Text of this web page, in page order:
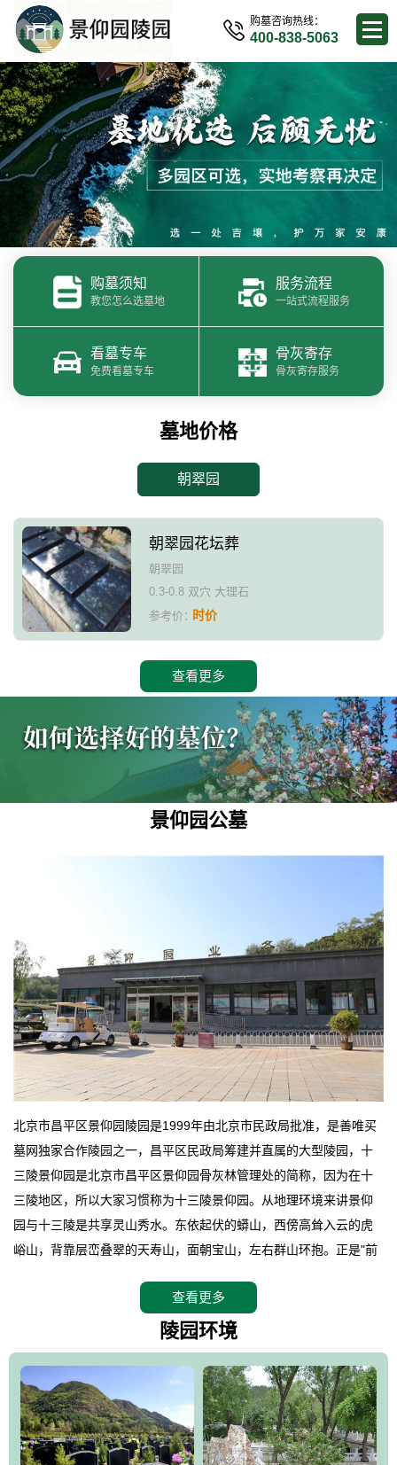
购墓咨询热线：
400-838-5063
购墓须知
教您怎么选墓地
服务流程
一站式流程服务
看墓专车
免费看墓专车
骨灰寄存
骨灰寄存服务
墓地价格
朝翠园
朝翠园花坛葬
朝翠园
0.3-0.8 双穴 大理石
参考价：时价
查看更多
景仰园公墓
北京市昌平区景仰园陵园是1999年由北京市民政局批准，是善唯买
墓网独家合作陵园之一，昌平区民政局筹建并直属的大型陵园，十
三陵景仰园是北京市昌平区景仰园骨灰林管理处的简称，因为在十
三陵地区，所以大家习惯称为十三陵景仰园。从地理环境来讲景仰
园与十三陵是共享灵山秀水。东依起伏的蟒山，西傍高耸入云的虎
峪山，背靠层峦叠翠的天寿山，面朝宝山，左右群山环抱。正是"前
座陵园地处天寿山的环抱之中，四周群山若封似闭，层峦叠翠，秋
天枫叶艳红欲滴，冬天银装素裹分外妖娆！南面隔山而望的正是著
赞叹："景仰园真乃浑然天成的人生后花园！"陵区内草木茂盛，灵气
盎然，既有山川大聚的龙脉气魄，又有藏风得水的宝密形局。十三
陵是世间稀有的地形宝地，也是我们让逝者回归自然的首选墓葬之
灵穴，安息之宝地。
查看更多
陵园环境